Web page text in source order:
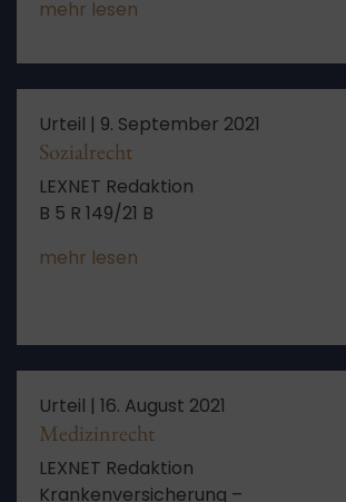
Trinkwasservorkommens, räumliche
mehr lesen
Urteil | 9. September 2021
Sozialrecht
LEXNET Redaktion
B 5 R 149/21 B
mehr lesen
Urteil | 16. August 2021
Medizinrecht
LEXNET Redaktion
Krankenversicherung –